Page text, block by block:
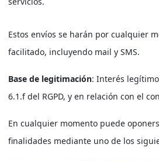
Estos envíos se harán por cualquier
facilitado, incluyendo mail y SMS.
Base de legitimación: Interés
6.1.f del RGPD, y en relación con el
En cualquier momento puede
finalidades mediante uno de los